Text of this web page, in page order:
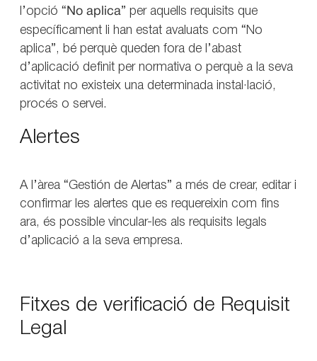
l’opció “ No aplica” per aquells requisits que
específicament li han estat avaluats com “No
aplica”, bé perquè queden fora de l’abast
d’aplicació definit per normativa o perquè a la seva
activitat no existeix una determinada instal·lació,
procés o servei.
Alertes
A l’àrea “Gestión de Alertas” a més de crear, editar i
confirmar les alertes que es requereixin com fins
ara, és possible vincular-les als requisits legals
d’aplicació a la seva empresa.
Fitxes de verificació de Requisit
Legal